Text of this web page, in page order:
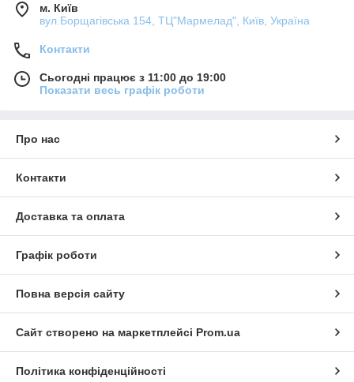
м. Київ
вул.Борщагівська 154, ТЦ"Мармелад", Київ, Україна
Контакти
Сьогодні працює з 11:00 до 19:00
Показати весь графік роботи
Про нас
Контакти
Доставка та оплата
Графік роботи
Повна версія сайту
Сайт створено на маркетплейсі Prom.ua
Політика конфіденційності